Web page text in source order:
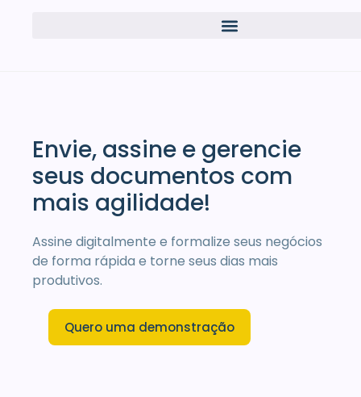
Envie, assine e gerencie
seus documentos com
mais agilidade!
Assine digitalmente e formalize seus negócios
de forma rápida e torne seus dias mais
produtivos.
Quero uma demonstração